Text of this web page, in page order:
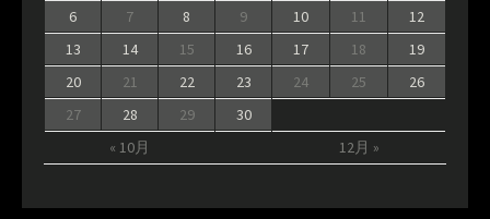
« 10月 12月 »
6
7 8 9 10 11
12
13
14 15 16 17 18
19
20
21 22 23 24 25
26
27
28 29 30